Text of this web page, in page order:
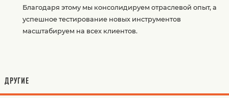
Благодаря этому мы консолидируем отраслевой опыт, а
успешное тестирование новых инструментов
масштабируем на всех клиентов.
ДРУГИЕ